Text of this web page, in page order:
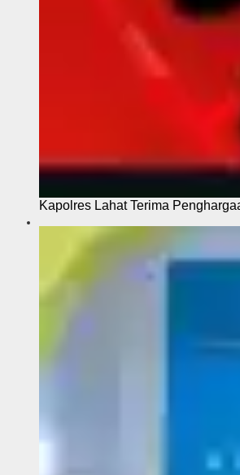
Kapolres Lahat Terima